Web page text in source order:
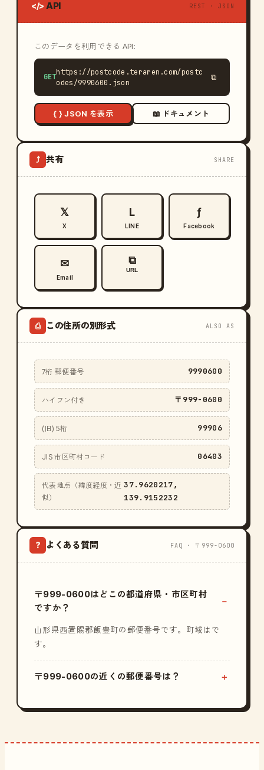
</> API REST · JSON
このデータを利用できる API:
GET
https://postcode.teraren.com/postc
odes/9990600.json
⧉
{ } JSON を表示 📖 ドキュメント
⤴ 共有 SHARE
𝕏
X
L
LINE
ƒ
Facebook
✉
Email
⧉
URL
⎙ この住所の別形式 ALSO AS
7桁 郵便番号 9990600
ハイフン付き 〒999-0600
(旧) 5桁 99906
JIS 市区町村コード 06403
代表地点（緯度経度・近
似）
37.9620217,
139.9152232
? よくある質問 FAQ · 〒999-0600
〒999-0600はどこの都道府県・市区町村
ですか？
山形県西置賜郡飯豊町の郵便番号です。町域はで
す。
〒999-0600の近くの郵便番号は？